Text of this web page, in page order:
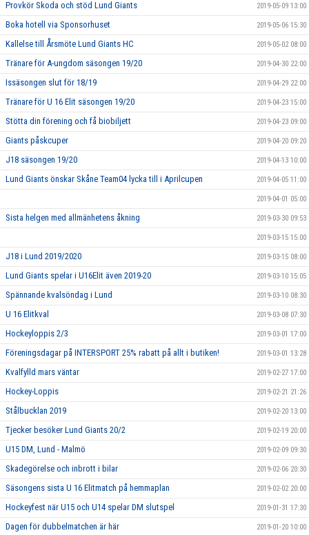
Provkör Skoda och stöd Lund Giants 2019-05-09 13:00
Boka hotell via Sponsorhuset 2019-05-06 15:30
Kallelse till Årsmöte Lund Giants HC 2019-05-02 08:00
Tränare för A-ungdom säsongen 19/20 2019-04-30 22:00
Issäsongen slut för 18/19 2019-04-29 22:00
Tränare för U 16 Elit säsongen 19/20 2019-04-23 15:00
Stötta din förening och få biobiljett 2019-04-23 09:00
Giants påskcuper 2019-04-20 09:20
J18 säsongen 19/20 2019-04-13 10:00
Lund Giants önskar Skåne Team04 lycka till i Aprilcupen 2019-04-05 11:00
2019-04-01 05:00
Sista helgen med allmänhetens åkning 2019-03-30 09:53
2019-03-15 15:00
J18 i Lund 2019/2020 2019-03-15 08:00
Lund Giants spelar i U16Elit även 2019-20 2019-03-10 15:05
Spännande kvalsöndag i Lund 2019-03-10 08:30
U 16 Elitkval 2019-03-08 07:30
Hockeyloppis 2/3 2019-03-01 17:00
Föreningsdagar på INTERSPORT 25% rabatt på allt i butiken! 2019-03-01 13:28
Kvalfylld mars väntar 2019-02-27 17:00
Hockey-Loppis 2019-02-21 21:26
Stålbucklan 2019 2019-02-20 13:00
Tjecker besöker Lund Giants 20/2 2019-02-19 20:00
U15 DM, Lund - Malmö 2019-02-09 09:30
Skadegörelse och inbrott i bilar 2019-02-06 20:30
Säsongens sista U 16 Elitmatch på hemmaplan 2019-02-02 20:00
Hockeyfest när U15 och U14 spelar DM slutspel 2019-01-31 17:30
Dagen för dubbelmatchen är här 2019-01-20 10:00